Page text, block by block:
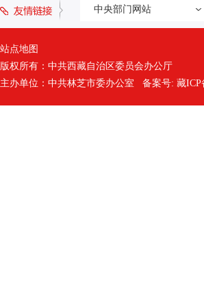
中央部门网站
站点地图
版权所有：中共西藏自治区委员会办公厅
主办单位：中共林芝市委办公室 备案号: 藏ICP